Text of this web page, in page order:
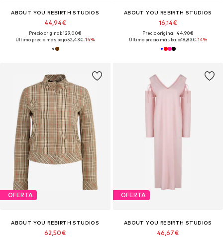
ABOUT YOU REBIRTH STUDIOS
44,94€
Precio original: 129,00€
Último precio más bajo:52,43€-14%
ABOUT YOU REBIRTH STUDIOS
16,14€
Precio original: 44,90€
Último precio más bajo:18,83€-14%
OFERTA
ABOUT YOU REBIRTH STUDIOS
62,50€
OFERTA
ABOUT YOU REBIRTH STUDIOS
46,67€